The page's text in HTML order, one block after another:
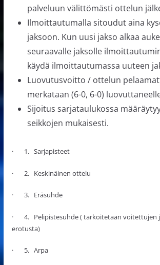
palveluun välittömästi ottelun
Ilmoittautumalla sitoudut aina
jaksoon. Kun uusi jakso alkaa
seuraavalle jaksolle
käydä ilmoittautumassa uuteen
Luovutusvoitto / ottelun
merkataan (6-0, 6-0)
Sijoitus sarjataulukossa
seikkojen mukaisesti.
· 1. Sarjapisteet
· 2. Keskinäinen ottelu
· 3. Eräsuhde
· 4. Pelipistesuhde ( tarkoitetaan voitettujen
erotusta)
· 5. Arpa